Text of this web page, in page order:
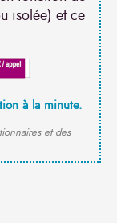
isolée) et ce
à la minute.
et des